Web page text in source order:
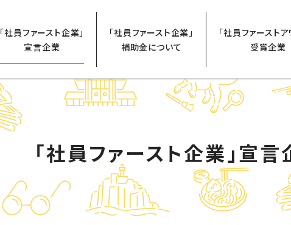
「社員ファースト企業」
宣言企業
「社員ファースト企業」
補助金について
「社員ファーストア
受賞企業
「社員ファースト企業」宣言